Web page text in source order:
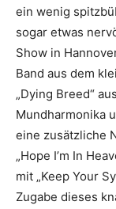
ein wenig
sogar etwas
Show in
Band aus dem
„Dying Breed“
Mundharmonika
eine zusätzliche
„Hope I’m In
mit „Keep Your
Zugabe dieses